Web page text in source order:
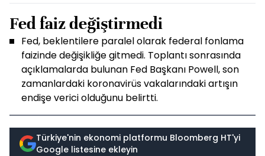
Fed faiz değiştirmedi
Fed, beklentilere paralel olarak federal fonlama
faizinde değişikliğe gitmedi. Toplantı sonrasında
açıklamalarda bulunan Fed Başkanı Powell, son
zamanlardaki koronavirüs vakalarındaki artışın
endişe verici olduğunu belirtti.
Türkiye'nin ekonomi platformu Bloomberg HT'yi
Google listesine ekleyin